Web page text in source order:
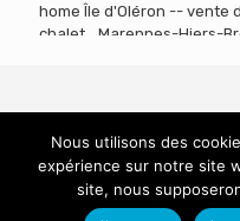
home Île d'Oléron --vente
chalet Marennes-Hiers-
parcelles Île d'Oléron
© Copyright2026
réservés - Site réalisé
communication
Nous utilisons des
expérience sur notre site
site, nous